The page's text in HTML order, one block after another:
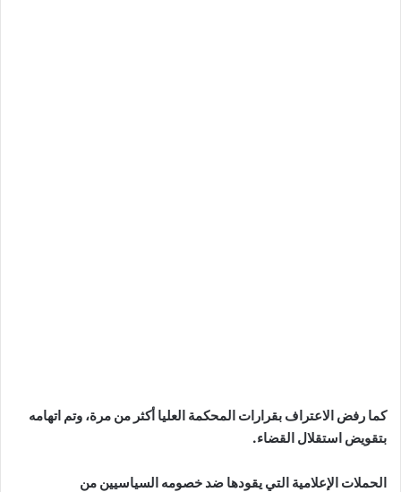
كما رفض الاعتراف بقرارات المحكمة العليا أكثر من مرة، وتم اتهامه
بتقويض استقلال القضاء.
الحملات الإعلامية التي يقودها ضد خصومه السياسيين من